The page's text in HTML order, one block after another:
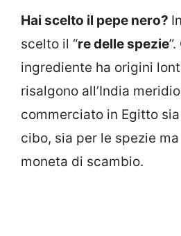
Hai scelto il pepe nero?
scelto il “re delle spezie
ingrediente ha origini
risalgono all’India
commerciato in Egitto
cibo, sia per le spezie
moneta di scambio.